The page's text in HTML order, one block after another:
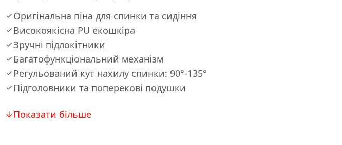
Оригінальна піна для спинки та сидіння
Високоякісна PU екошкіра
Зручні підлокітники
Багатофункціональний механізм
Регульований кут нахилу спинки: 90°-135°
Підголовники та поперекові подушки
Показати більше